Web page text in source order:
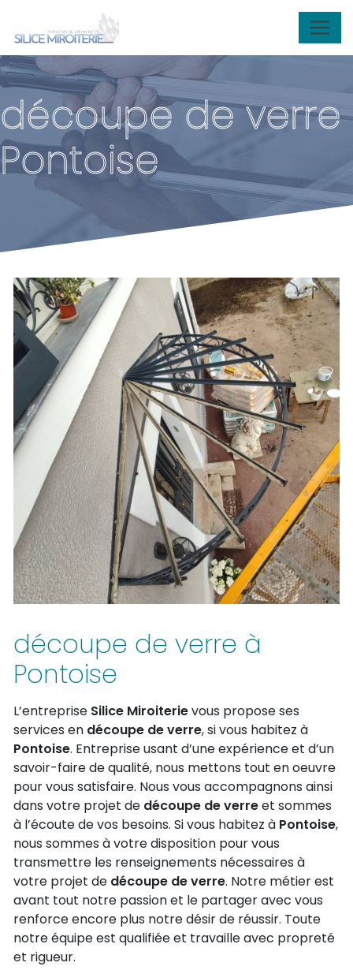
découpe de verre
Pontoise
découpe de verre à
Pontoise
L’entreprise Silice Miroiterievous propose ses
services en découpe de verre, si vous habitez à
Pontoise. Entreprise usant d’une expérience et d’un
savoir-faire de qualité, nous mettons tout en oeuvre
pour vous satisfaire. Nous vous accompagnons ainsi
dans votre projet de découpe de verreet sommes
à l’écoute de vos besoins. Si vous habitez à Pontoise,
nous sommes à votre disposition pour vous
transmettre les renseignements nécessaires à
votre projet de découpe de verre. Notre métier est
avant tout notre passion et le partager avec vous
renforce encore plus notre désir de réussir. Toute
notre équipe est qualifiée et travaille avec propreté
et rigueur.
Panneau de gestion des cookies